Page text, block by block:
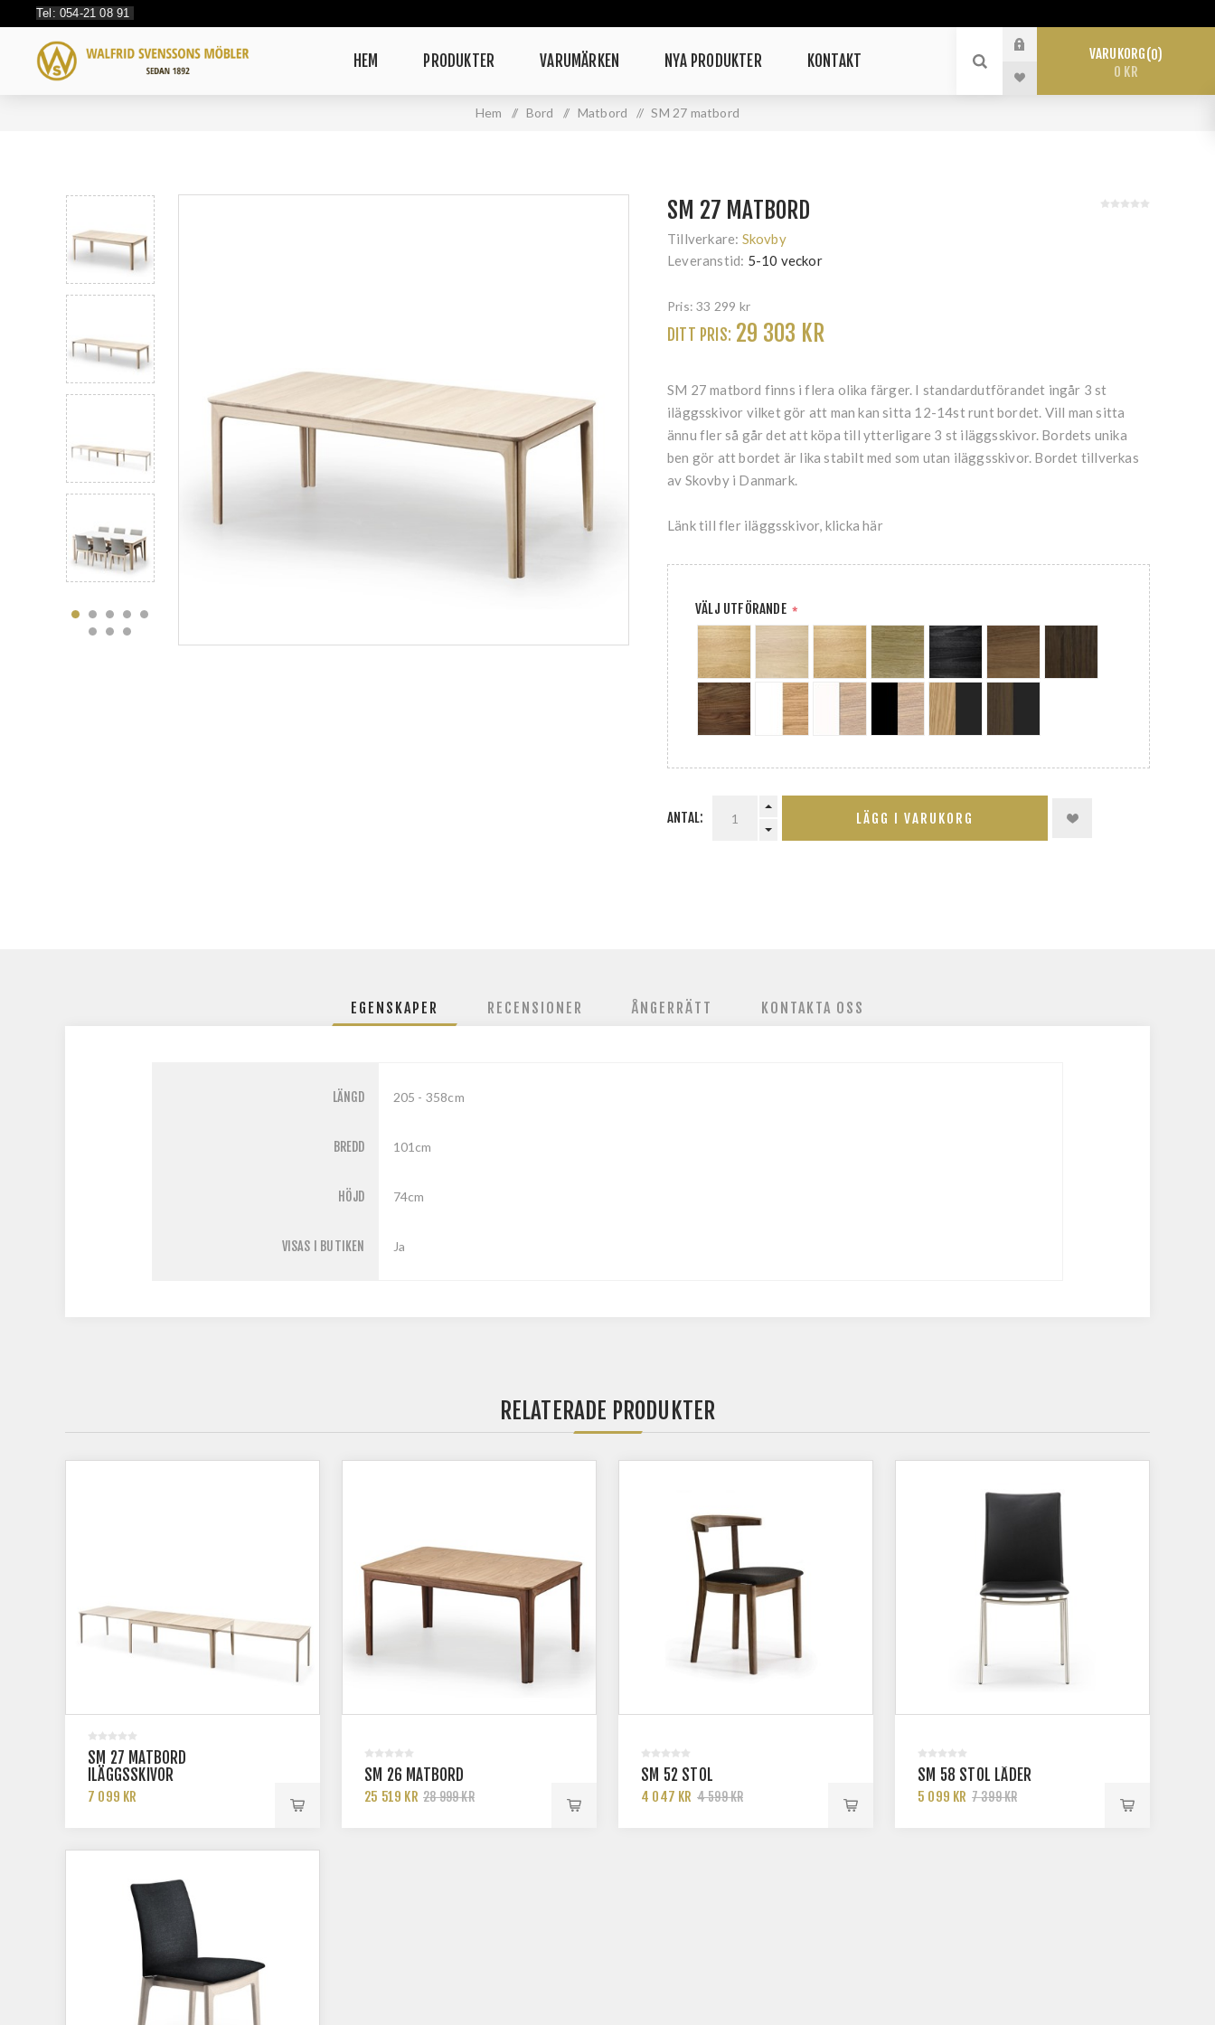
Tel: 054-21 08 91
HEM PRODUKTER VARUMÄRKEN NYA PRODUKTER KONTAKT VARUKORG 0
0 KR
Hem / Bord / Matbord / SM 27 matbord
SM 27 MATBORD
Tillverkare: Skovby
Leveranstid: 5-10 veckor
Pris: 33 299 kr
DITT PRIS: 29 303 KR
SM 27 matbord finns i flera olika färger. I standardutförandet ingår 3 st
iläggsskivor vilket gör att man kan sitta 12-14st runt bordet. Vill man sitta
ännu fler så går det att köpa till ytterligare 3 st iläggsskivor. Bordets unika
ben gör att bordet är lika stabilt med som utan iläggsskivor. Bordet tillverkas
av Skovby i Danmark.
Länk till fler iläggsskivor, klicka här
VÄLJ UTFÖRANDE *
ANTAL: LÄGG I VARUKORG
EGENSKAPER RECENSIONER ÅNGERRÄTT KONTAKTA OSS
LÄNGD 205 - 358cm
BREDD 101cm
HÖJD 74cm
VISAS I BUTIKEN Ja
RELATERADE PRODUKTER
SM 27 MATBORD
ILÄGGSSKIVOR
7 099 KR
SM 26 MATBORD
25 519 KR 28 999 KR
SM 52 STOL
4 047 KR 4 599 KR
SM 58 STOL LÄDER
5 099 KR 7 399 KR